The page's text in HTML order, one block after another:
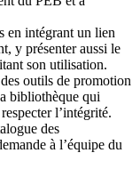
en intégrant un lien
y présenter aussi le
son utilisation.
outils de promotion
bibliothèque qui
l’intégrité.
des
à l’équipe du